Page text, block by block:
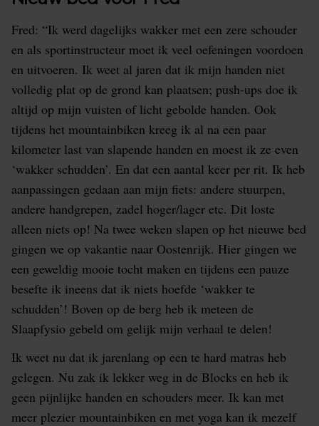
Fred: “Ik werd dagelijks wakker met een zere schouder
en als sportinstructeur moet ik veel oefeningen voordoen
en uitvoeren. Ik weet al jaren dat ik mijn handen niet
volledig plat op de grond kan plaatsen; push-ups doe ik
altijd op mijn vuisten of licht gebolde handen. Ook
tijdens het mountainbiken kreeg ik al na een paar
kilometer last van slapende handen en moest ik ze even
‘wakker schudden’. En dat een aantal keer per rit. Ik heb
aanpassingen gedaan aan mijn fiets: andere stuurpen,
andere handgrepen, zadel hoger/lager etc. Dit loste
alleen niets op! Na twee weken slapen op het nieuwe bed
gingen we op vakantie naar Oostenrijk. Hier gingen we
een geweldig mooie tocht maken en tijdens een pauze
besefte ik ineens dat ik niets hoefde ‘wakker te
schudden’! Boven op de berg heb ik meteen de
Slaapfysio gebeld om gelijk mijn verhaal te delen!
Ik weet nu dat ik jarenlang op een te hard matras heb
gelegen. Nu zak ik lekker weg in de Blocks en heb ik
geen pijnlijke handen en schouders meer. Ik kan met
meer plezier mountainbiken en met yoga kan ik mezelf